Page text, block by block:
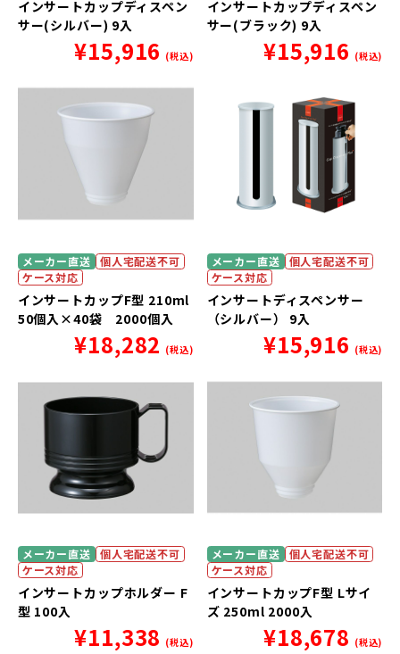
インサートカップディスペン
サー(シルバー) 9入
¥15,916 (税込)
インサートカップディスペン
サー(ブラック) 9入
¥15,916 (税込)
メーカー直送
個人宅配送不可
ケース対応
インサートカップF型 210ml
50個入×40袋 2000個入
¥18,282 (税込)
メーカー直送
個人宅配送不可
ケース対応
インサートディスペンサー
（シルバー） 9入
¥15,916 (税込)
メーカー直送
個人宅配送不可
ケース対応
インサートカップホルダー F
型 100入
¥11,338 (税込)
メーカー直送
個人宅配送不可
ケース対応
インサートカップF型 Lサイ
ズ 250ml 2000入
¥18,678 (税込)